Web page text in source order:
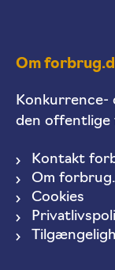
Om
Konkurrence-
den
Kontakt
Om
Cookies